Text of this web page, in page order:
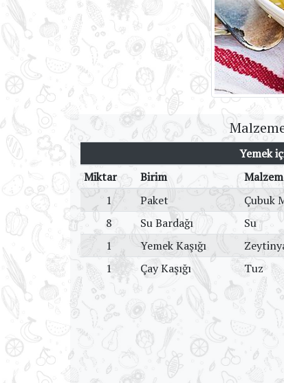
Yemek
Miktar
Birim
1
Paket Çubuk
8
Su Bardağı Su
1
Yemek Kaşığı
1
Çay Kaşığı Tuz